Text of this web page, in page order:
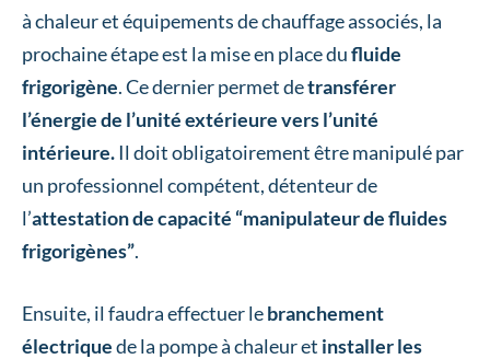
à chaleur et équipements de chauffage associés, la
prochaine étape est la mise en place dufluide
frigorigène. Ce dernier permet detransférer
l’énergie de l’unité extérieure vers l’unité
intérieure.Il doit obligatoirement être manipulé par
un professionnel compétent, détenteur de
l’attestation de capacité “manipulateur de fluides
frigorigènes”.
Ensuite, il faudra effectuer lebranchement
électriquede la pompe à chaleur et installer les